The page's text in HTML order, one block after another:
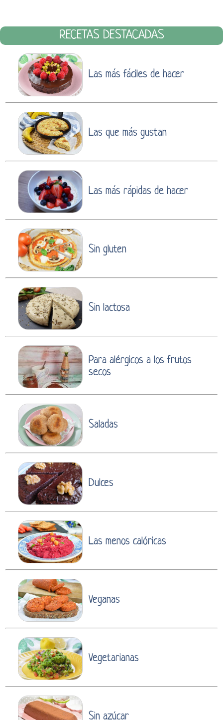
RECETAS DESTACADAS
Las más fáciles de hacer
Las que más gustan
Las más rápidas de hacer
Sin gluten
Sin lactosa
Para alérgicos a los frutos
secos
Saladas
Dulces
Las menos calóricas
Veganas
Vegetarianas
Sin azúcar